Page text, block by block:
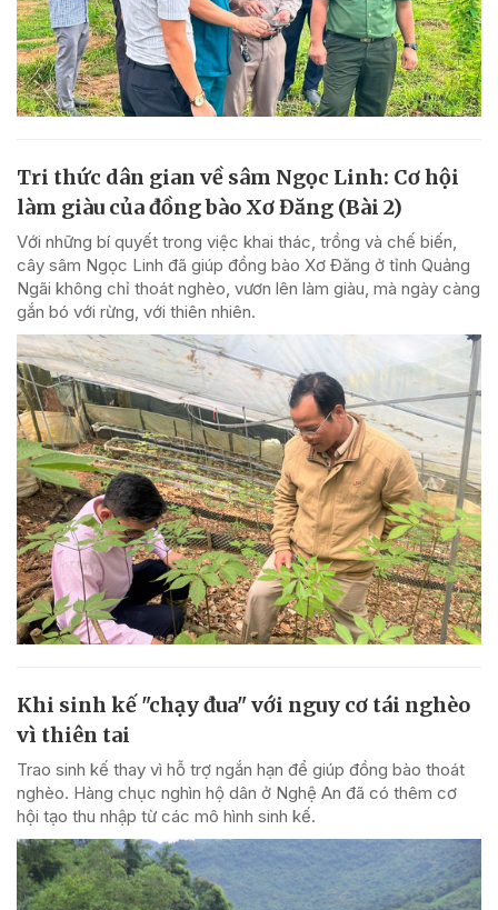
Tri thức dân gian về sâm Ngọc Linh: Cơ hội
làm giàu của đồng bào Xơ Đăng (Bài 2)
Với những bí quyết trong việc khai thác, trồng và chế biến,
cây sâm Ngọc Linh đã giúp đồng bào Xơ Đăng ở tỉnh Quảng
Ngãi không chỉ thoát nghèo, vươn lên làm giàu, mà ngày càng
gắn bó với rừng, với thiên nhiên.
Khi sinh kế "chạy đua" với nguy cơ tái nghèo
vì thiên tai
Trao sinh kế thay vì hỗ trợ ngắn hạn để giúp đồng bào thoát
nghèo. Hàng chục nghìn hộ dân ở Nghệ An đã có thêm cơ
hội tạo thu nhập từ các mô hình sinh kế.